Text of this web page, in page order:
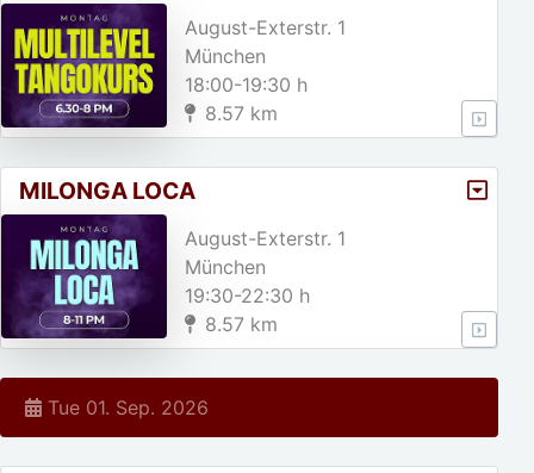
August-Exterstr. 1
München
18:00-19:30 h
8.57 km
MILONGA LOCA
August-Exterstr. 1
München
19:30-22:30 h
8.57 km
Tue 01. Sep. 2026